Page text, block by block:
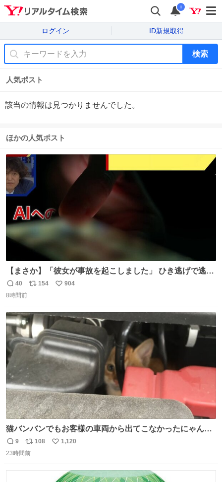
i
ログイン ID新規取得
検索
人気ポスト
該当の情報は見つかりませんでした。
ほかの人気ポスト
【まさか】「彼女が事故を起こしました」 ひき逃げで逃走
した男、AIの相談履歴で“ウソ発覚” 警察が男のスマホを押
収して解析すると、出頭する前に事故の詳しい状況やどう
かし、AIの回答は「正直に警察に話すように」だった。
返
信
40
リ
ト
数
154
い
数
904
8時間前
猫バンバンでもお客様の車両から出てこなかったにゃんこ
🐈 救出しようとした工場長が腕を引っ掻かれ、ぱんぱんに
膨れ上がり、傷だらけ血だらけになりながらも何とか救出
返
信
9
リ
ポ
108
い
1,120
23時間前